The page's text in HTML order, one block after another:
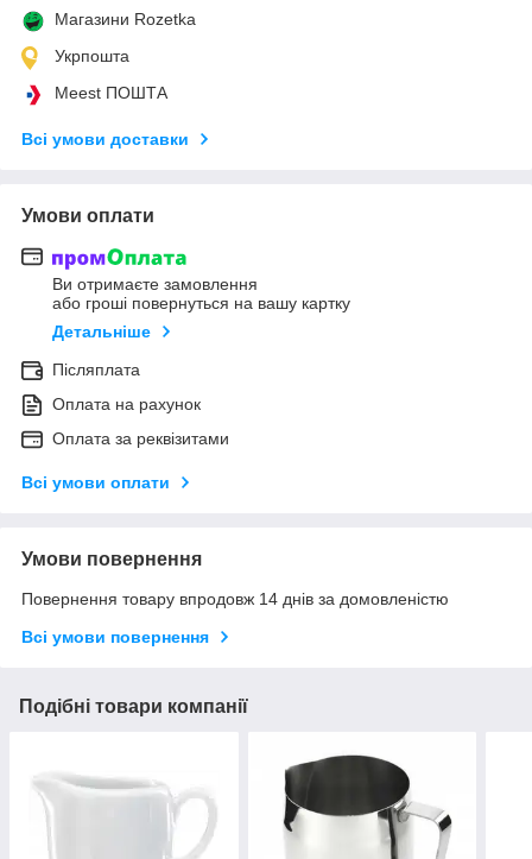
Магазини Rozetka
Укрпошта
Meest ПОШТА
Всі умови доставки
Умови оплати
Ви отримаєте замовлення
або гроші повернуться на вашу картку
Детальніше
Післяплата
Оплата на рахунок
Оплата за реквізитами
Всі умови оплати
Умови повернення
Повернення товару впродовж 14 днів за домовленістю
Всі умови повернення
Подібні товари компанії